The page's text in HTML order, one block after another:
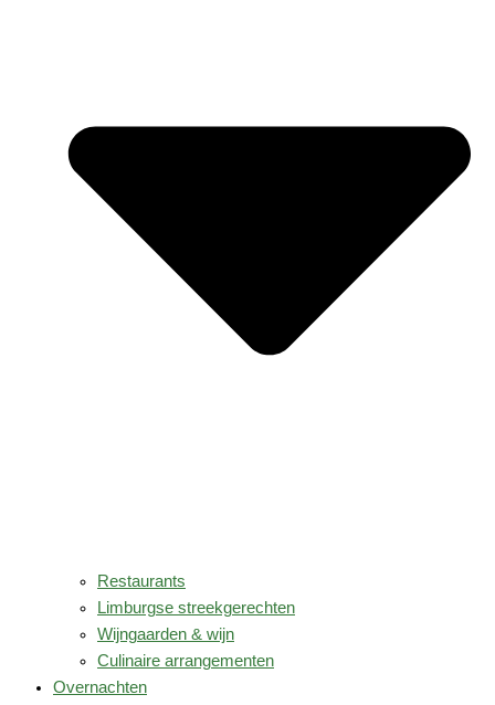
Restaurants
Limburgse streekgerechten
Wijngaarden & wijn
Culinaire arrangementen
Overnachten